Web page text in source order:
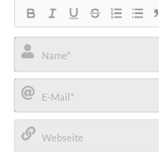
Name*
E-
Mail*